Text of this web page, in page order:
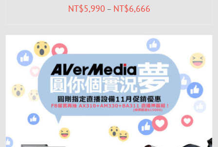
NT$5,990 – NT$6,666